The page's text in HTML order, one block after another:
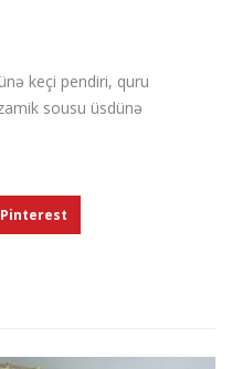
keçi pendiri, quru
sousu üsdünə
Pinterest